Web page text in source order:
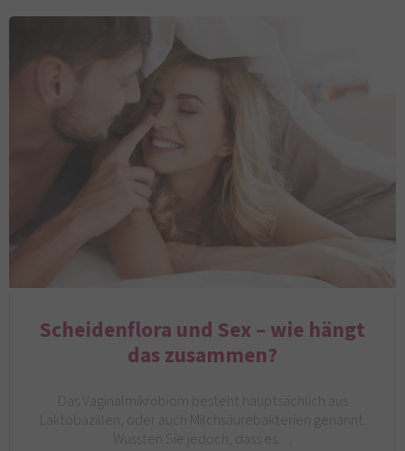
Scheidenflora und Sex – wie hängt
das zusammen?
Das Vaginalmikrobiom besteht hauptsächlich aus
Laktobazillen, oder auch Milchsäurebakterien genannt.
Wussten Sie jedoch, dass es…